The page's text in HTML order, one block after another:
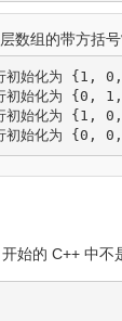
数组的带方括号
始化为 {1,
始化为 {0,
始化为 {1,
始化为 {0,
始的 C++ 中不